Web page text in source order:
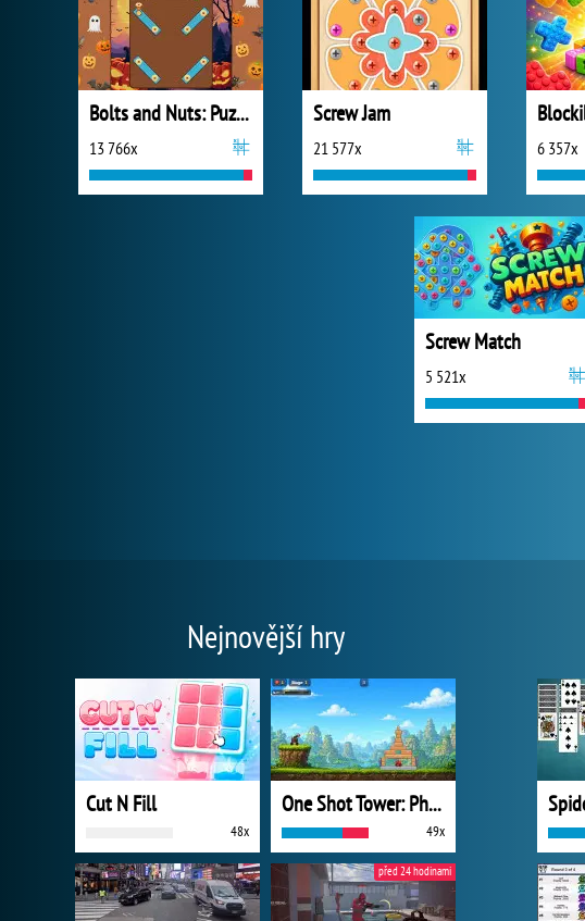
Bolts and Nuts: Puzzle
13 766x
Screw Jam
21 577x 6 357x
Screw Match
5 521x
Nejnovější hry
Cut N Fill
48x
One Shot Tower: Physics Destroyer
49x
před 24 hodinami